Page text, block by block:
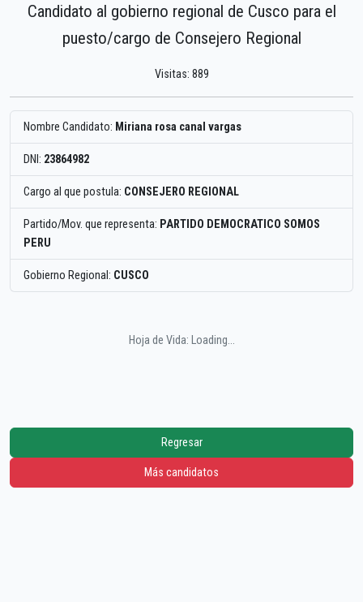
Candidato al gobierno regional de Cusco para el
puesto/cargo de Consejero Regional
Visitas: 889
Nombre Candidato: Miriana rosa canal vargas
DNI: 23864982
Cargo al que postula: CONSEJERO REGIONAL
Partido/Mov. que representa: PARTIDO DEMOCRATICO SOMOS
PERU
Gobierno Regional: CUSCO
Hoja de Vida: Loading...
Regresar
Más candidatos